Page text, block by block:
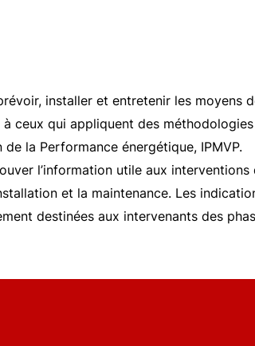
installer et entretenir les moyens
ceux qui appliquent des
la Performance énergétique, IPMVP.
l’information utile aux
et la maintenance. Les
destinées aux intervenants des